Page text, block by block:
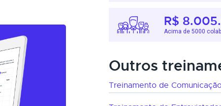
R$
Acima de 5000
Outros
Treinamento de